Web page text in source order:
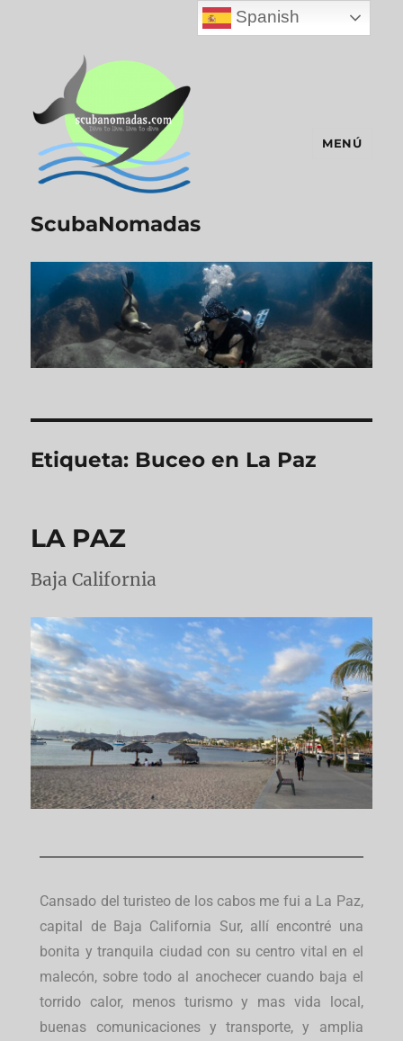
ScubaNomadas
MENÚ
Etiqueta: Buceo en La Paz
LA PAZ
Baja California
Cansado del turisteo de los cabos me fui a La Paz,
capital de Baja California Sur, allí encontré una
bonita y tranquila ciudad con su centro vital en el
malecón, sobre todo al anochecer cuando baja el
torrido calor, menos turismo y mas vida local,
buenas comunicaciones y transporte, y amplia
Spanish